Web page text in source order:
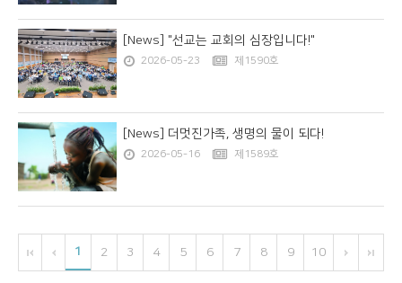
[News] "선교는 교회의 심장입니다!"
2026-05-23 제1590호
[News] 더멋진가족, 생명의 물이 되다!
2026-05-16 제1589호
1 2 3 4 5 6 7 8 9 10